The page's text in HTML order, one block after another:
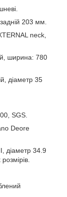
203 мм.
neck,
ширина: 780
діаметр 35
SGS.
Deore
діаметр 34.9